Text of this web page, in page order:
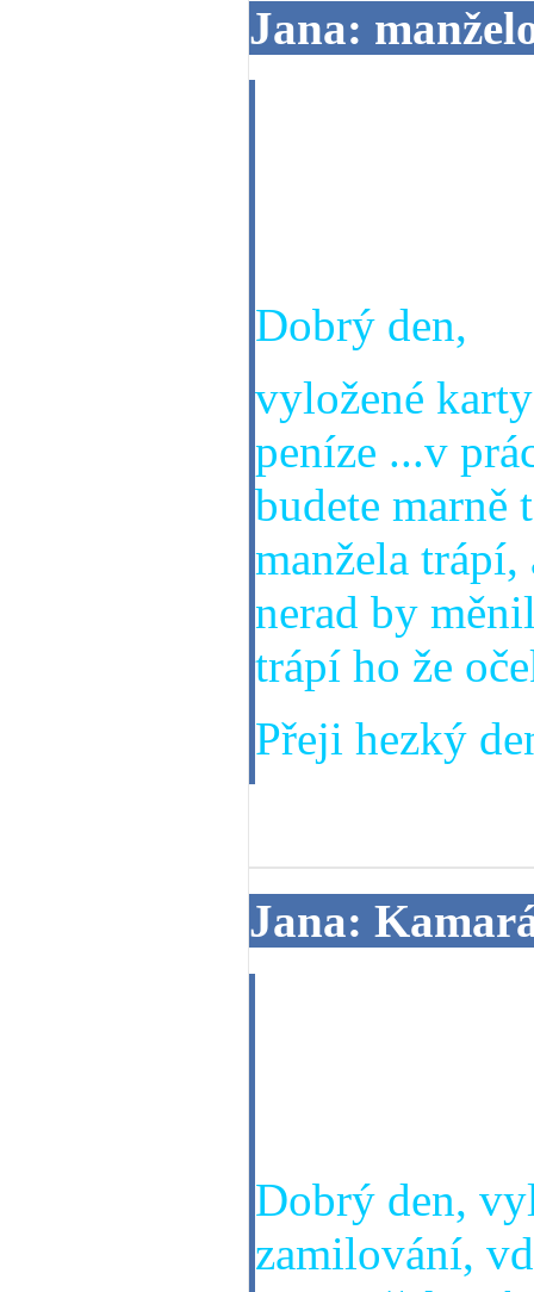
Jana:
Dobrý den,
vyložené
peníze ...v
budete marně
manžela trápí,
nerad by
trápí ho že
Přeji hezký
Jana:
Dobrý den,
zamilování,